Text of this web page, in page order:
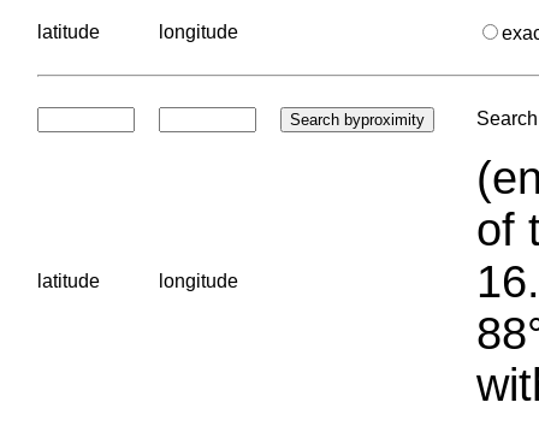
latitude longitude
latitude longitude
of